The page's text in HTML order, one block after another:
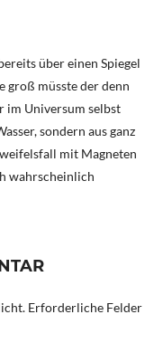
über einen Spiegel
groß müsste der denn
im Universum selbst
sondern aus ganz
mit Magneten
wahrscheinlich
Erforderliche Felder